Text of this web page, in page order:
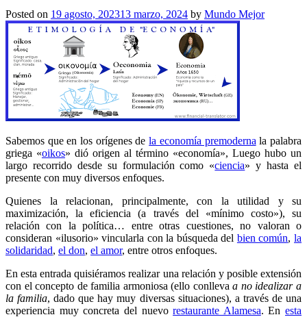
Posted on 19 agosto, 202313 marzo, 2024 by Mundo Mejor
Sabemos que en los orígenes dela economía premoderna la palabra
griega «oikos» dió origen al término «economía», Luego hubo un
largo recorrido desde su formulación como «ciencia» y hasta el
presente con muy diversos enfoques.
Quienes la relacionan, principalmente, con la utilidad y su
maximización, la eficiencia (a través del «mínimo costo»), su
relación con la política… entre otras cuestiones, no valoran o
consideran «ilusorio» vincularla con la búsqueda del bien común,la
solidaridad, el don, el amor, entre otros enfoques.
En esta entrada quisiéramos realizar una relación y posible extensión
con el concepto de familia armoniosa (ello conllevaa no idealizar a
la familia, dado que hay muy diversas situaciones), a través de una
experiencia muy concreta del nuevorestaurante Alamesa. En esta